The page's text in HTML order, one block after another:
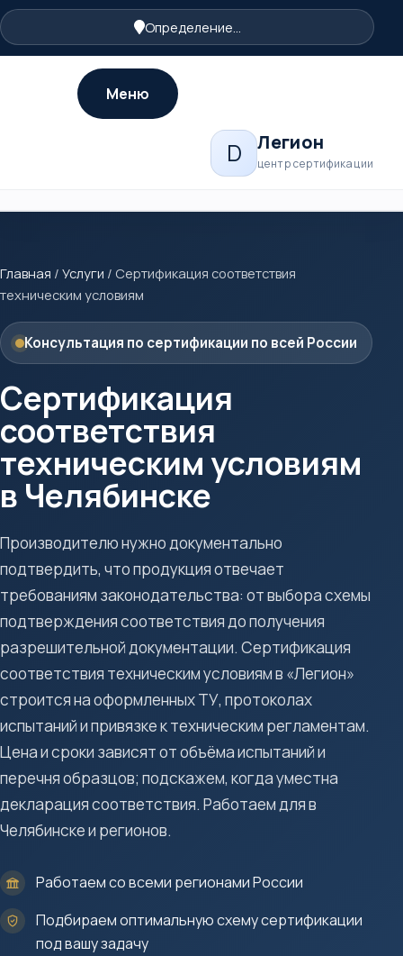
Определение...
D Легион
центр сертификации
Меню
Главная / Услуги / Сертификация соответствия
техническим условиям
Консультация по сертификации по всей России
Сертификация
соответствия
техническим условиям
в Челябинске
Производителю нужно документально
подтвердить, что продукция отвечает
требованиям законодательства: от выбора схемы
подтверждения соответствия до получения
разрешительной документации. Сертификация
соответствия техническим условиям в «Легион»
строится на оформленных ТУ, протоколах
испытаний и привязке к техническим регламентам.
Цена и сроки зависят от объёма испытаний и
перечня образцов; подскажем, когда уместна
декларация соответствия. Работаем для в
Челябинске и регионов.
Работаем со всеми регионами России
Подбираем оптимальную схему сертификации
под вашу задачу